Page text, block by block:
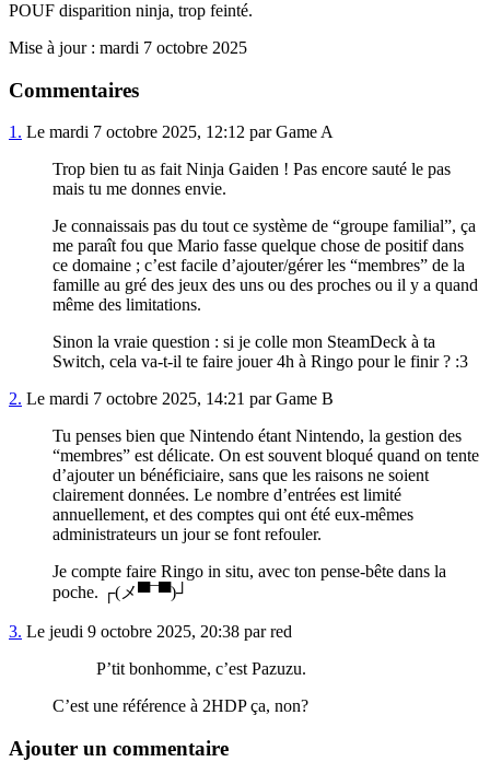
POUF disparition ninja, trop feinté.
Mise à jour : mardi 7 octobre 2025
Commentaires
1. Le mardi 7 octobre 2025, 12:12 par Game A
Trop bien tu as fait Ninja Gaiden ! Pas encore sauté le pas
mais tu me donnes envie.
Je connaissais pas du tout ce système de “groupe familial”, ça
me paraît fou que Mario fasse quelque chose de positif dans
ce domaine ; c’est facile d’ajouter/gérer les “membres” de la
famille au gré des jeux des uns ou des proches ou il y a quand
même des limitations.
Sinon la vraie question : si je colle mon SteamDeck à ta
Switch, cela va-t-il te faire jouer 4h à Ringo pour le finir ? :3
2. Le mardi 7 octobre 2025, 14:21 par Game B
Tu penses bien que Nintendo étant Nintendo, la gestion des
“membres” est délicate. On est souvent bloqué quand on tente
d’ajouter un bénéficiaire, sans que les raisons ne soient
clairement données. Le nombre d’entrées est limité
annuellement, et des comptes qui ont été eux-mêmes
administrateurs un jour se font refouler.
Je compte faire Ringo in situ, avec ton pense-bête dans la
poche. ┌(メ▀¯▀)┘
3. Le jeudi 9 octobre 2025, 20:38 par red
P’tit bonhomme, c’est Pazuzu.
C’est une référence à 2HDP ça, non?
Ajouter un commentaire